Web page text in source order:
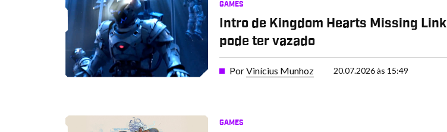
GAMES
Intro de Kingdom Hearts Missing Link
pode ter vazado
PorVinícius Munhoz 20.07.2026 às 15:49
GAMES